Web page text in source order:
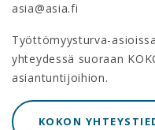
asia@asia.fi
Työttömyysturva-
yhteydessä suoraan
asiantuntijoihion.
KOKON